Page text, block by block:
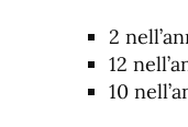
2
12
10